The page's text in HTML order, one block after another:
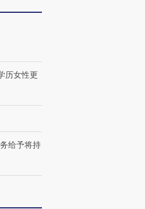
历女性更
给予将持